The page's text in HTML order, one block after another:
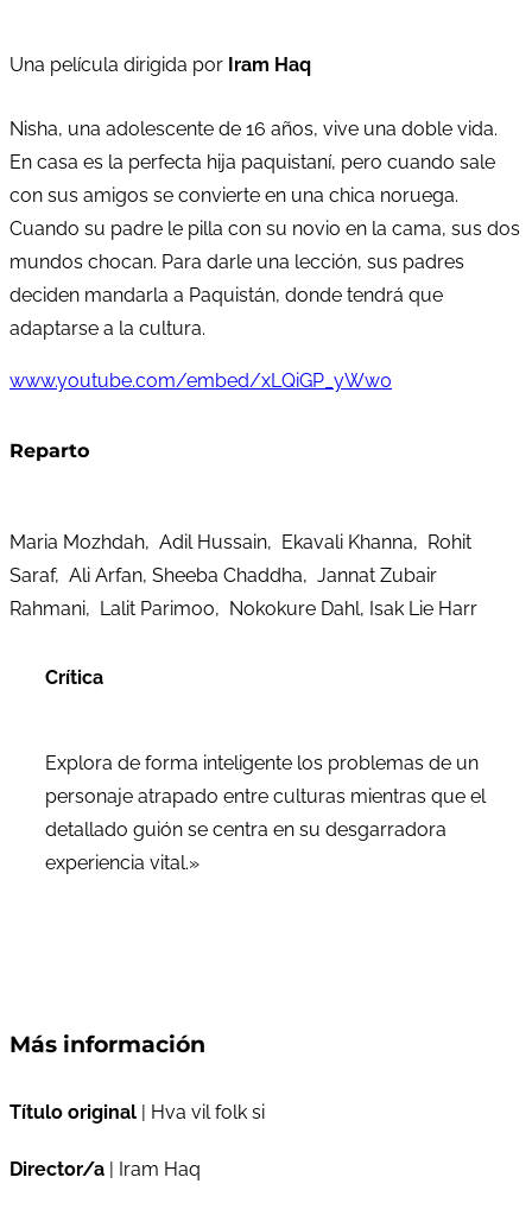
Una película dirigida por Iram Haq
Nisha, una adolescente de 16 años, vive una doble vida.
En casa es la perfecta hija paquistaní, pero cuando sale
con sus amigos se convierte en una chica noruega.
Cuando su padre le pilla con su novio en la cama, sus dos
mundos chocan. Para darle una lección, sus padres
deciden mandarla a Paquistán, donde tendrá que
adaptarse a la cultura.
www.youtube.com/embed/xLQiGP_yWw0
Reparto
Maria Mozhdah, Adil Hussain, Ekavali Khanna, Rohit
Saraf, Ali Arfan, Sheeba Chaddha, Jannat Zubair
Rahmani, Lalit Parimoo, Nokokure Dahl, Isak Lie Harr
Crítica
Explora de forma inteligente los problemas de un
personaje atrapado entre culturas mientras que el
detallado guión se centra en su desgarradora
experiencia vital.»
Más información
Título original | Hva vil folk si
Director/a | Iram Haq